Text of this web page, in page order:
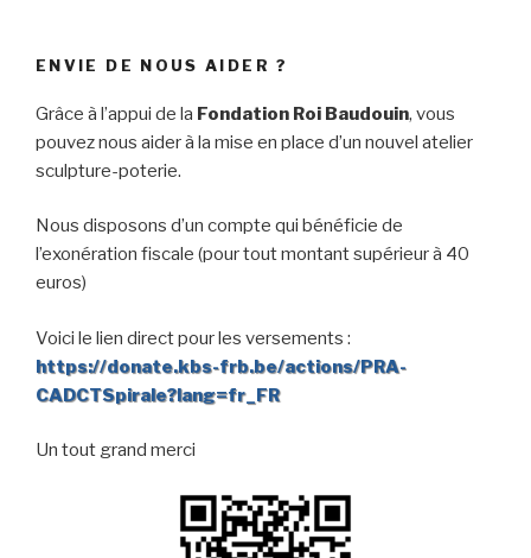
ENVIE DE NOUS AIDER ?
Grâce à l’appui de la Fondation Roi Baudouin, vous
pouvez nous aider à la mise en place d’un nouvel atelier
sculpture-poterie.
Nous disposons d’un compte qui bénéficie de
l’exonération fiscale (pour tout montant supérieur à 40
euros)
Voici le lien direct pour les versements :
https://donate.kbs-frb.be/actions/PRA-
CADCTSpirale?lang=fr_FR
Un tout grand merci